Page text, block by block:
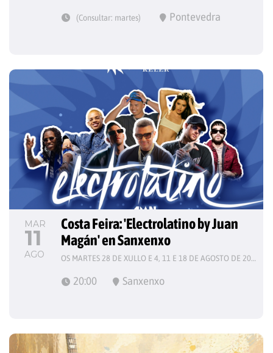
(Consultar: martes) Pontevedra
MAR
11
AGO
Costa Feira: 'Electrolatino by Juan
Magán' en Sanxenxo
OS MARTES 28 DE XULLO E 4, 11 E 18 DE AGOSTO DE 2026
20:00 Sanxenxo